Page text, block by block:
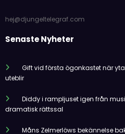
hej@djungeltelegraf.com
Senaste Nyheter
Gift vid första ögonkastet när
uteblir
Diddy i rampljuset igen från
dramatisk rättssal
Måns Zelmerlöws bekännelse